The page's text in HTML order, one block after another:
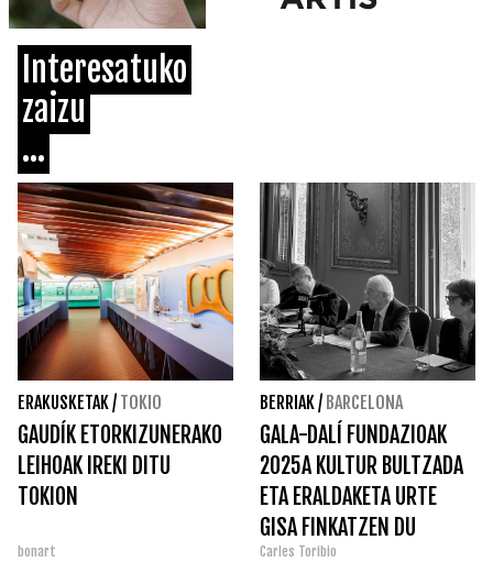
Interesatuko
zaizu
...
ERAKUSKETAK/ TOKIO
GAUDÍK ETORKIZUNERAKO
LEIHOAK IREKI DITU
TOKION
bonart
BERRIAK/ BARCELONA
GALA-DALÍ FUNDAZIOAK
2025A KULTUR BULTZADA
ETA ERALDAKETA URTE
GISA FINKATZEN DU
Carles Toribio